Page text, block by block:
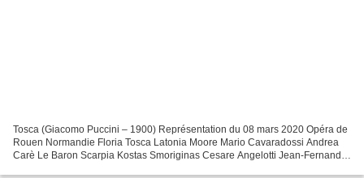
Tosca (Giacomo Puccini – 1900) Représentation du 08 mars 2020 Opéra de
Rouen Normandie Floria Tosca Latonia Moore Mario Cavaradossi Andrea
Carè Le Baron Scarpia Kostas Smoriginas Cesare Angelotti Jean-Fernand